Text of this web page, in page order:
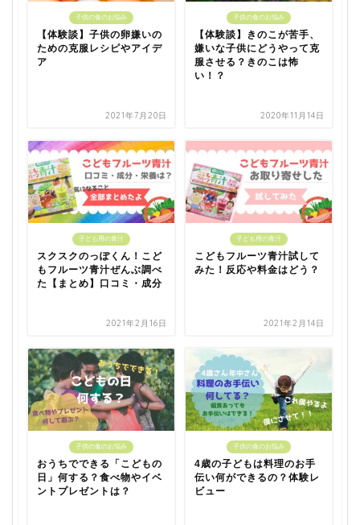
子供の食のお悩み
【体験談】子供の卵嫌いの
ための克服レシピやアイデ
ア
2021年7月20日
子供の食のお悩み
【体験談】きのこが苦手、
嫌いな子供にどうやって克
服させる？きのこは怖
い！？
2020年11月14日
子ども用の青汁
スクスクのっぽくん！こど
もフルーツ青汁ぜんぶ調べ
た【まとめ】口コミ・成分
2021年2月16日
子ども用の青汁
こどもフルーツ青汁試して
みた！反応や料金はどう？
2021年2月14日
子供の食のお悩み
おうちでできる「こどもの
日」何する？食べ物やイベ
ントプレゼントは？
子供の食のお悩み
4歳の子どもは料理のお手
伝い何ができるの？体験レ
ビュー